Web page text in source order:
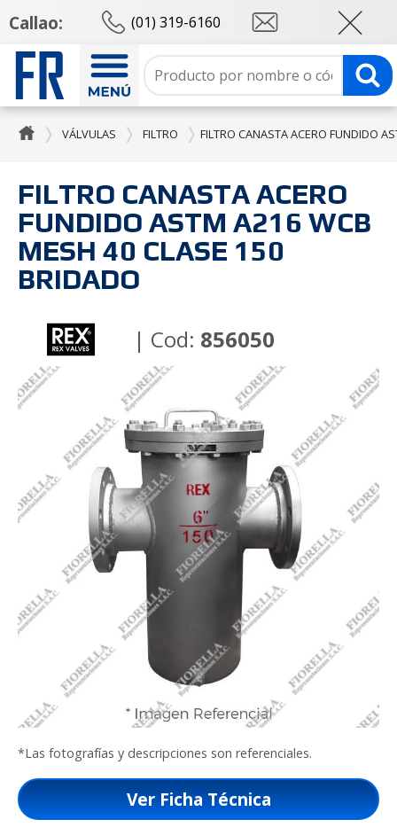
Callao: (01) 319-6160
VÁLVULAS FILTRO FILTRO CANASTA ACERO FUNDIDO
FILTRO CANASTA ACERO
FUNDIDO ASTM A216 WCB
MESH 40 CLASE 150
BRIDADO
| Cod: 856050
*Las fotografías y descripciones son referenciales.
Ver Ficha Técnica